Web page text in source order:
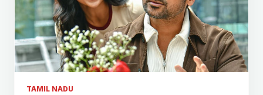
TAMIL NADU